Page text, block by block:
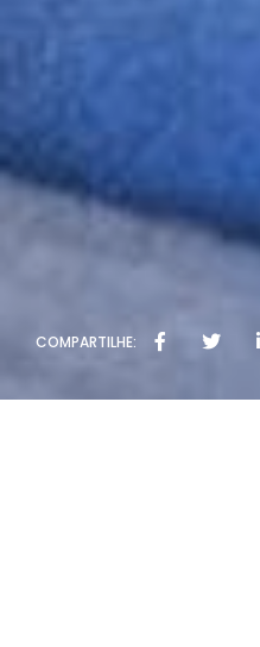
COMPARTILHE: